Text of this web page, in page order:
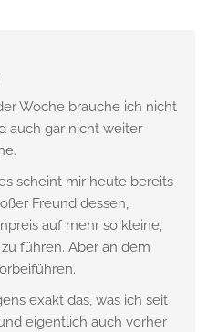
Woche brauche ich nicht
auch gar nicht weiter
scheint mir heute bereits
Freund dessen,
auf mehr so kleine,
führen. Aber an dem
exakt das, was ich seit
eigentlich auch vorher